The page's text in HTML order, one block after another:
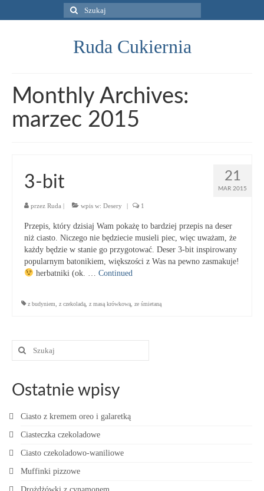
Szuklaj
w:
Ruda Cukiernia
Monthly Archives:
marzec 2015
21
MAR 2015
3-bit
przez Ruda | wpis w: Desery | 1
Przepis, który dzisiaj Wam pokażę to bardziej przepis na deser
niż ciasto. Niczego nie będziecie musieli piec, więc uważam, że
każdy będzie w stanie go przygotować. Deser 3-bit inspirowany
popularnym batonikiem, większości z Was na pewno zasmakuje!
herbatniki (ok. … Continued
z budyniem z czekoladą z masą krówkową ze śmietaną
Szuklaj
Ostatnie wpisy
Ciasto z kremem oreo i galaretką
Ciasteczka czekoladowe
Ciasto czekoladowo-waniliowe
Muffinki pizzowe